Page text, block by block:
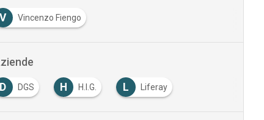
V Vincenzo Fiengo
D DGS H H.I.G. L Liferay